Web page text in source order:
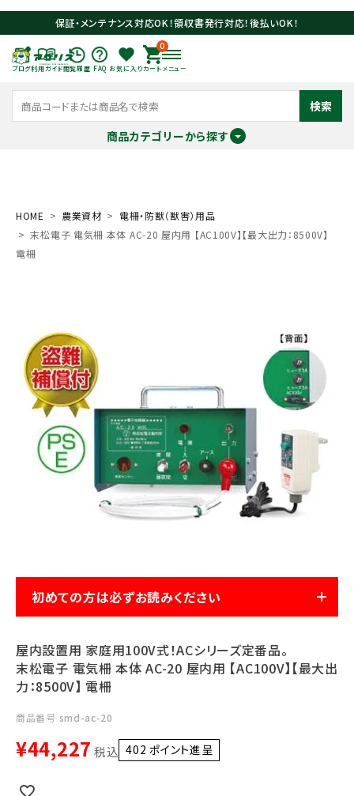
保証・メンテナンス対応OK！領収書発行対応！後払いOK！
ブログ利用ガイド閲覧履歴 FAQ お気に入り
0
カート メニュー
検索
商品カテゴリーから探す
search
お気に入り一覧
閲覧履歴一覧
農業機械
補修部品
ブログ
HOME 農業資材
電柵・防獣（獣害）用品
末松電子 電気柵 本体 AC-20 屋内用 【AC100V】【最大出力：8500V】
電柵
初めての方は必ずお読みください
屋内設置用 家庭用100V式！ACシリーズ定番品。
末松電子 電気柵 本体 AC-20 屋内用 【AC100V】【最大出
力：8500V】 電柵
商品番号 smd-ac-20
¥44,227 税込 402 ポイント進呈 ]